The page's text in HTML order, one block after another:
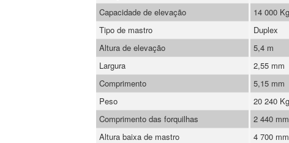
Capacidade de elevação
14 000 Kg
Tipo de mastro
Duplex
Altura de elevação
5,4 m
Largura
2,55 mm
Comprimento
5,15 mm
Peso
20 240 Kg
Comprimento das forquilhas
2 440 mm
Altura baixa de mastro
4 700 mm